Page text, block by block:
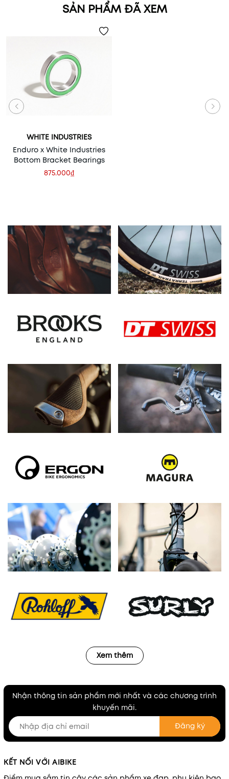
SẢN PHẨM ĐÃ XEM
WHITE INDUSTRIES
Enduro x White Industries
Bottom Bracket Bearings
875.000₫
Xem thêm
Nhận thông tin sản phẩm mới nhất và các chương trình
khuyến mãi.
Đăng ký
KẾT NỐI VỚI AIBIKE